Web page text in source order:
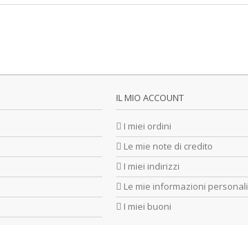
IL MIO ACCOUNT
I miei ordini
Le mie note di credito
I miei indirizzi
Le mie informazioni personali
I miei buoni